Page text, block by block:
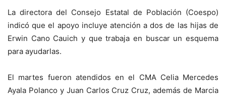
La directora del Consejo Estatal de Población (Coespo)
indicó que el apoyo incluye atención a dos de las hijas de
Erwin Cano Cauich y que trabaja en buscar un esquema
para ayudarlas.
El martes fueron atendidos en el CMA Celia Mercedes
Ayala Polanco y Juan Carlos Cruz Cruz, además de Marcia